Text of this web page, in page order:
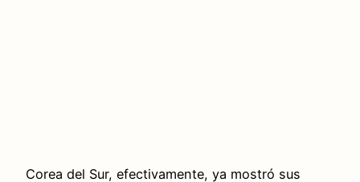
Corea del Sur, efectivamente, ya mostró sus